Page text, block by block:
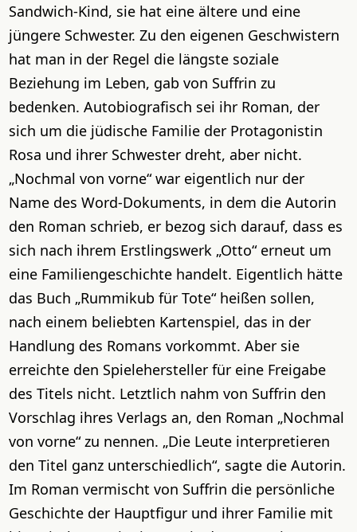
Sandwich-Kind, sie hat eine ältere und eine
jüngere Schwester. Zu den eigenen Geschwistern
hat man in der Regel die längste soziale
Beziehung im Leben, gab von Suffrin zu
bedenken. Autobiografisch sei ihr Roman, der
sich um die jüdische Familie der Protagonistin
Rosa und ihrer Schwester dreht, aber nicht.
„Nochmal von vorne“ war eigentlich nur der
Name des Word-Dokuments, in dem die Autorin
den Roman schrieb, er bezog sich darauf, dass es
sich nach ihrem Erstlingswerk „Otto“ erneut um
eine Familiengeschichte handelt. Eigentlich hätte
das Buch „Rummikub für Tote“ heißen sollen,
nach einem beliebten Kartenspiel, das in der
Handlung des Romans vorkommt. Aber sie
erreichte den Spielehersteller für eine Freigabe
des Titels nicht. Letztlich nahm von Suffrin den
Vorschlag ihres Verlags an, den Roman „Nochmal
von vorne“ zu nennen. „Die Leute interpretieren
den Titel ganz unterschiedlich“, sagte die Autorin.
Im Roman vermischt von Suffrin die persönliche
Geschichte der Hauptfigur und ihrer Familie mit